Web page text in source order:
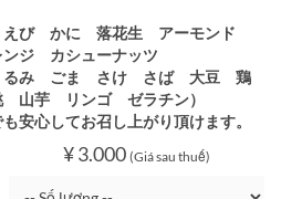
び かに 落花生 アーモンド
ジ カシューナッツ
るみ ごま さけ さば 大豆 鶏
芋 リンゴ ゼラチン）
安心してお召し上がり頂けます。
¥ 3.000 (Giá sau thuế)